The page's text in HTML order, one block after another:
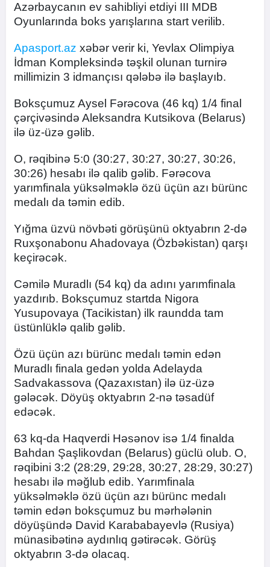
Azərbaycanın ev sahibliyi etdiyi III MDB
Oyunlarında boks yarışlarına start verilib.
Apasport.az xəbər verir ki, Yevlax Olimpiya
İdman Kompleksində təşkil olunan turnirə
millimizin 3 idmançısı qələbə ilə başlayıb.
Boksçumuz Aysel Fərəcova (46 kq) 1/4 final
çərçivəsində Aleksandra Kutsikova (Belarus)
ilə üz-üzə gəlib.
O, rəqibinə 5:0 (30:27, 30:27, 30:27, 30:26,
30:26) hesabı ilə qalib gəlib. Fərəcova
yarımfinala yüksəlməklə özü üçün azı bürünc
medalı da təmin edib.
Yığma üzvü növbəti görüşünü oktyabrın 2-də
Ruxşonabonu Ahadovaya (Özbəkistan) qarşı
keçirəcək.
Cəmilə Muradlı (54 kq) da adını yarımfinala
yazdırıb. Boksçumuz startda Nigora
Yusupovaya (Tacikistan) ilk raundda tam
üstünlüklə qalib gəlib.
Özü üçün azı bürünc medalı təmin edən
Muradlı finala gedən yolda Adelayda
Sadvakassova (Qazaxıstan) ilə üz-üzə
gələcək. Döyüş oktyabrın 2-nə təsadüf
edəcək.
63 kq-da Haqverdi Həsənov isə 1/4 finalda
Bahdan Şaşlikovdan (Belarus) güclü olub. O,
rəqibini 3:2 (28:29, 29:28, 30:27, 28:29, 30:27)
hesabı ilə məğlub edib. Yarımfinala
yüksəlməklə özü üçün azı bürünc medalı
təmin edən boksçumuz bu mərhələnin
döyüşündə David Karababayevlə (Rusiya)
münasibətinə aydınlıq gətirəcək. Görüş
oktyabrın 3-də olacaq.